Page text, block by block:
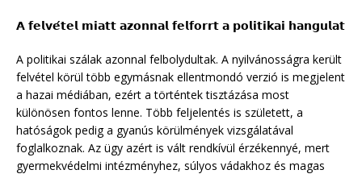
𝗔 𝗳𝗲𝗹𝘃𝗲́𝘁𝗲𝗹 𝗺𝗶𝗮𝘁𝘁 𝗮𝘇𝗼𝗻𝗻𝗮𝗹 𝗳𝗲𝗹𝗳𝗼𝗿𝗿𝘁 𝗮 𝗽𝗼𝗹𝗶𝘁𝗶𝗸𝗮𝗶 𝗵𝗮𝗻𝗴𝘂𝗹𝗮𝘁
A politikai szálak azonnal felbolydultak. A nyilvánosságra került
felvétel körül több egymásnak ellentmondó verzió is megjelent
a hazai médiában, ezért a történtek tisztázása most
különösen fontos lenne. Több feljelentés is született, a
hatóságok pedig a gyanús körülmények vizsgálatával
foglalkoznak. Az ügy azért is vált rendkívül érzékennyé, mert
gyermekvédelmi intézményhez, súlyos vádakhoz és magas